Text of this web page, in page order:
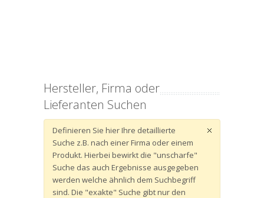
Hersteller, Firma oder
Lieferanten Suchen
Definieren Sie hier Ihre detaillierte
Suche z.B. nach einer Firma oder einem
Produkt. Hierbei bewirkt die "unscharfe"
Suche das auch Ergebnisse ausgegeben
werden welche ähnlich dem Suchbegriff
sind. Die "exakte" Suche gibt nur den